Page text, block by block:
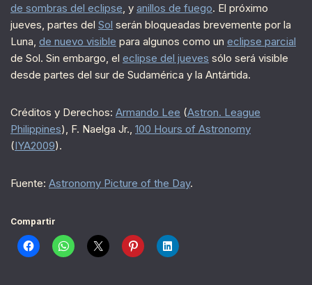
de sombras del eclipse, y anillos de fuego. El próximo
jueves, partes del Sol serán bloqueadas brevemente por la
Luna, de nuevo visible para algunos como un eclipse parcial
de Sol. Sin embargo, el eclipse del jueves sólo será visible
desde partes del sur de Sudamérica y la Antártida.
Créditos y Derechos: Armando Lee (Astron. League
Philippines), F. Naelga Jr., 100 Hours of Astronomy
(IYA2009).
Fuente: Astronomy Picture of the Day.
Compartir